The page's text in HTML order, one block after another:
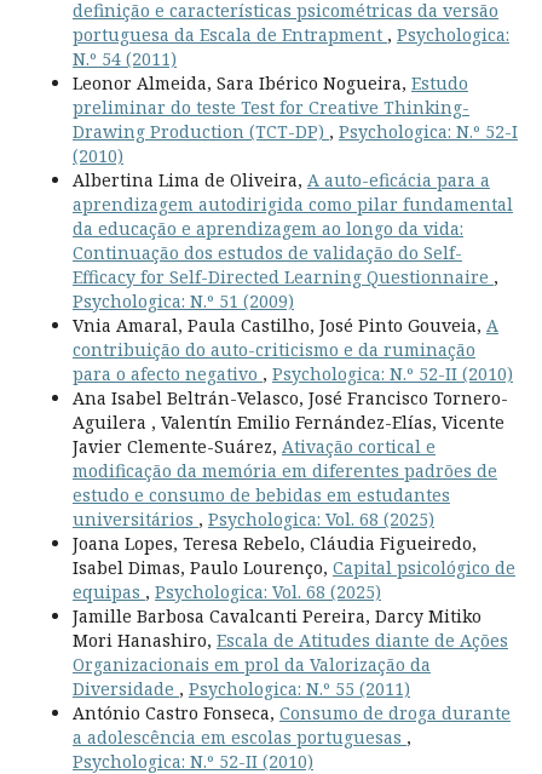
definição e características psicométricas da versão
portuguesa da Escala de Entrapment , Psychologica:
N.º 54 (2011)
Leonor Almeida, Sara Ibérico Nogueira, Estudo
preliminar do teste Test for Creative Thinking-
Drawing Production (TCT-DP) , Psychologica: N.º 52-I
(2010)
Albertina Lima de Oliveira, A auto-eficácia para a
aprendizagem autodirigida como pilar fundamental
da educação e aprendizagem ao longo da vida:
Continuação dos estudos de validação do Self-
Efficacy for Self-Directed Learning Questionnaire ,
Psychologica: N.º 51 (2009)
Vnia Amaral, Paula Castilho, José Pinto Gouveia, A
contribuição do auto-criticismo e da ruminação
para o afecto negativo , Psychologica: N.º 52-II (2010)
Ana Isabel Beltrán-Velasco, José Francisco Tornero-
Aguilera , Valentín Emilio Fernández-Elías, Vicente
Javier Clemente-Suárez, Ativação cortical e
modificação da memória em diferentes padrões de
estudo e consumo de bebidas em estudantes
universitários , Psychologica: Vol. 68 (2025)
Joana Lopes, Teresa Rebelo, Cláudia Figueiredo,
Isabel Dimas, Paulo Lourenço, Capital psicológico de
equipas , Psychologica: Vol. 68 (2025)
Jamille Barbosa Cavalcanti Pereira, Darcy Mitiko
Mori Hanashiro, Escala de Atitudes diante de Ações
Organizacionais em prol da Valorização da
Diversidade , Psychologica: N.º 55 (2011)
António Castro Fonseca, Consumo de droga durante
a adolescência em escolas portuguesas ,
Psychologica: N.º 52-II (2010)